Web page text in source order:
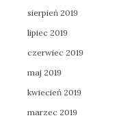
sierpień 2019
lipiec 2019
czerwiec 2019
maj 2019
kwiecień 2019
marzec 2019